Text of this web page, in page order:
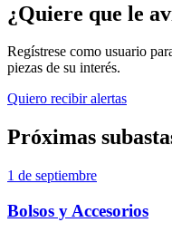
¿Quiere que le
Regístrese como usuario
piezas de su interés.
Quiero recibir alertas
Próximas
1 de septiembre
Bolsos y Accesorios